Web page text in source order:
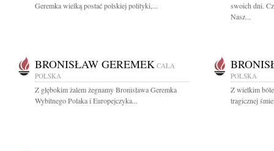
Geremka wielką postać polskiej polityki,...
swoich dni.
Nasz...
BRONISŁAW GEREMEK CAŁA
POLSKA
Z głębokim żalem żegnamy Bronisława Geremka
Wybitnego Polaka i Europejczyka...
POLSKA
Z wielkim
tragicznej